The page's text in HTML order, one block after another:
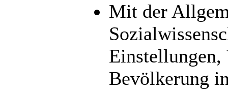
Mit der
Einstellungen,
Bevölkerung